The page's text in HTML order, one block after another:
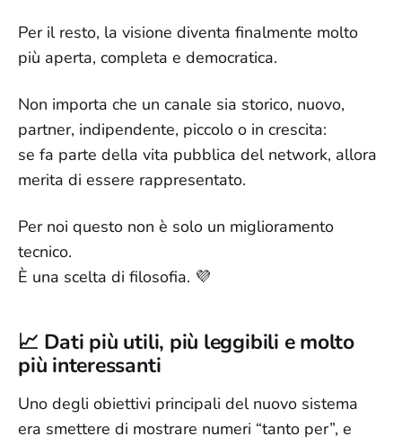
Per il resto, la visione diventa finalmente molto
più aperta, completa e democratica.
Non importa che un canale sia storico, nuovo,
partner, indipendente, piccolo o in crescita:
se fa parte della vita pubblica del network, allora
merita di essere rappresentato.
Per noi questo non è solo un miglioramento
tecnico.
È una scelta di filosofia. 💜
📈 Dati più utili, più leggibili e molto
più interessanti
Uno degli obiettivi principali del nuovo sistema
era smettere di mostrare numeri “tanto per”, e